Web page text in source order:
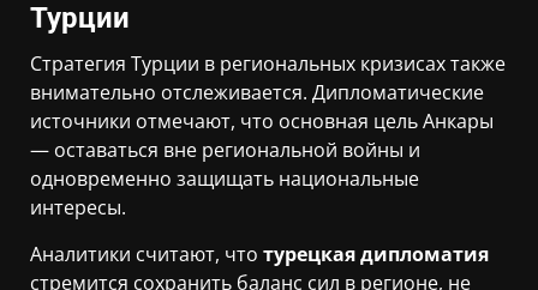
Турции
Стратегия Турции в региональных кризисах также
внимательно отслеживается. Дипломатические
источники отмечают, что основная цель Анкары
— оставаться вне региональной войны и
одновременно защищать национальные
интересы.
Аналитики считают, что турецкая дипломатия
стремится сохранить баланс сил в регионе, не